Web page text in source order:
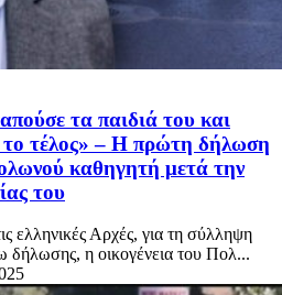
τα παιδιά του και
το τέλος» – Η πρώτη δήλωση
καθηγητή μετά την
του
ελληνικές Αρχές, για τη σύλληψη
δήλωσης, η οικογένεια του Πολ...